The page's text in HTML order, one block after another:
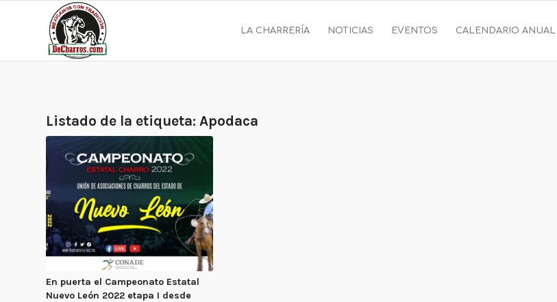
LA CHARRERÍA NOTICIAS EVENTOS CALENDARIO ANUAL
Listado de la etiqueta: Apodaca
En puerta el Campeonato Estatal
Nuevo León 2022 etapa I desde